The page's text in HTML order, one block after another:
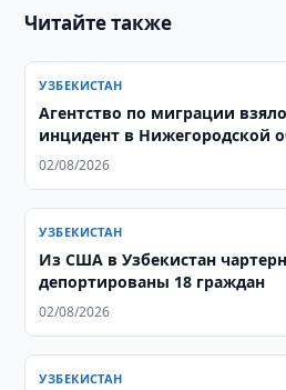
Читайте также
УЗБЕКИСТАН
Агентство по миграции
инцидент в Нижегородской
02/08/2026
УЗБЕКИСТАН
Из США в Узбекистан
депортированы 18 граждан
02/08/2026
УЗБЕКИСТАН